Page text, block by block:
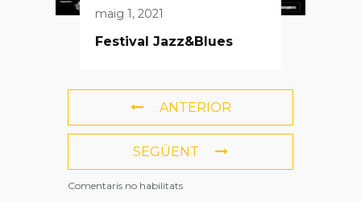
maig 1, 2021
Festival Jazz&Blues
ANTERIOR
SEGÜENT
Comentaris no habilitats